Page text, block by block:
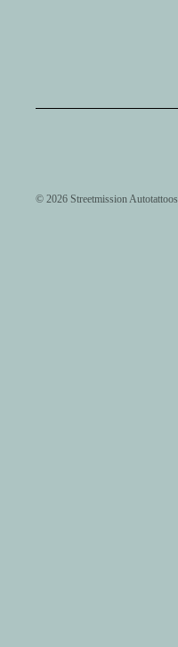
© 2026 Streetmission Autotattoos